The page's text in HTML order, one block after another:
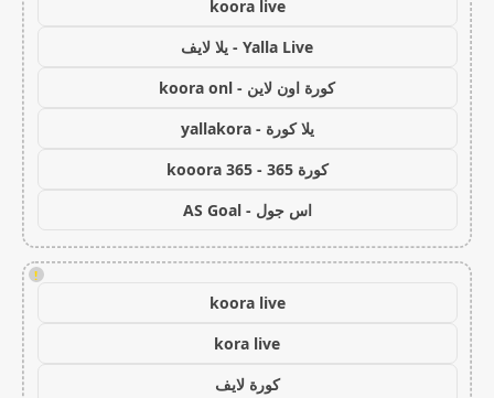
koora live
Yalla Live - يلا لايف
كورة اون لاين - koora onl
يلا كورة - yallakora
كورة 365 - kooora 365
اس جول - AS Goal
!
koora live
kora live
كورة لايف